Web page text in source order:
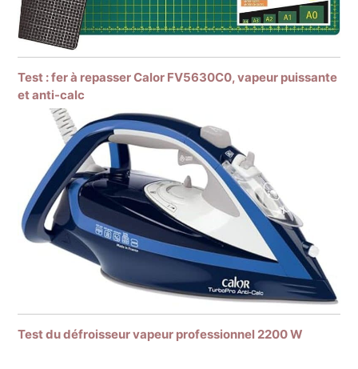
Test : fer à repasser Calor FV5630C0, vapeur puissante
et anti-calc
Test du défroisseur vapeur professionnel 2200 W